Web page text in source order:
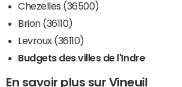
Chezelles (36500)
Brion (36110)
Levroux (36110)
Budgets des villes de l'Indre
En savoir plus sur Vineuil